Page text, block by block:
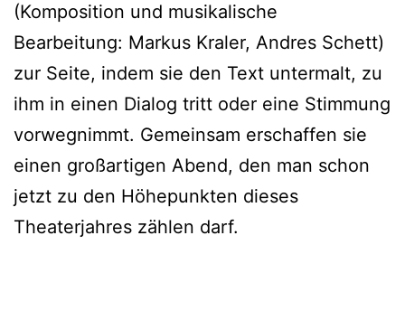
(Komposition und musikalische
Bearbeitung: Markus Kraler, Andres Schett)
zur Seite, indem sie den Text untermalt, zu
ihm in einen Dialog tritt oder eine Stimmung
vorwegnimmt. Gemeinsam erschaffen sie
einen großartigen Abend, den man schon
jetzt zu den Höhepunkten dieses
Theaterjahres zählen darf.